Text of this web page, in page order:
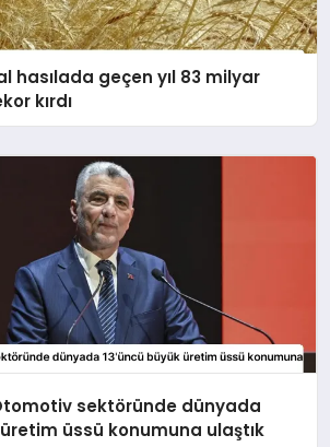
hasılada geçen yıl 83 milyar
kırdı
sektöründe dünyada
üretim üssü konumuna ulaştık